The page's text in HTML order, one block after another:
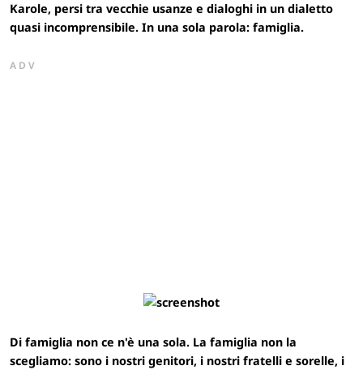
Karole, persi tra vecchie usanze e dialoghi in un dialetto
quasi incomprensibile. In una sola parola: famiglia.
ADV
Di famiglia non ce n'è una sola. La famiglia non la
scegliamo: sono i nostri genitori, i nostri fratelli e sorelle, i